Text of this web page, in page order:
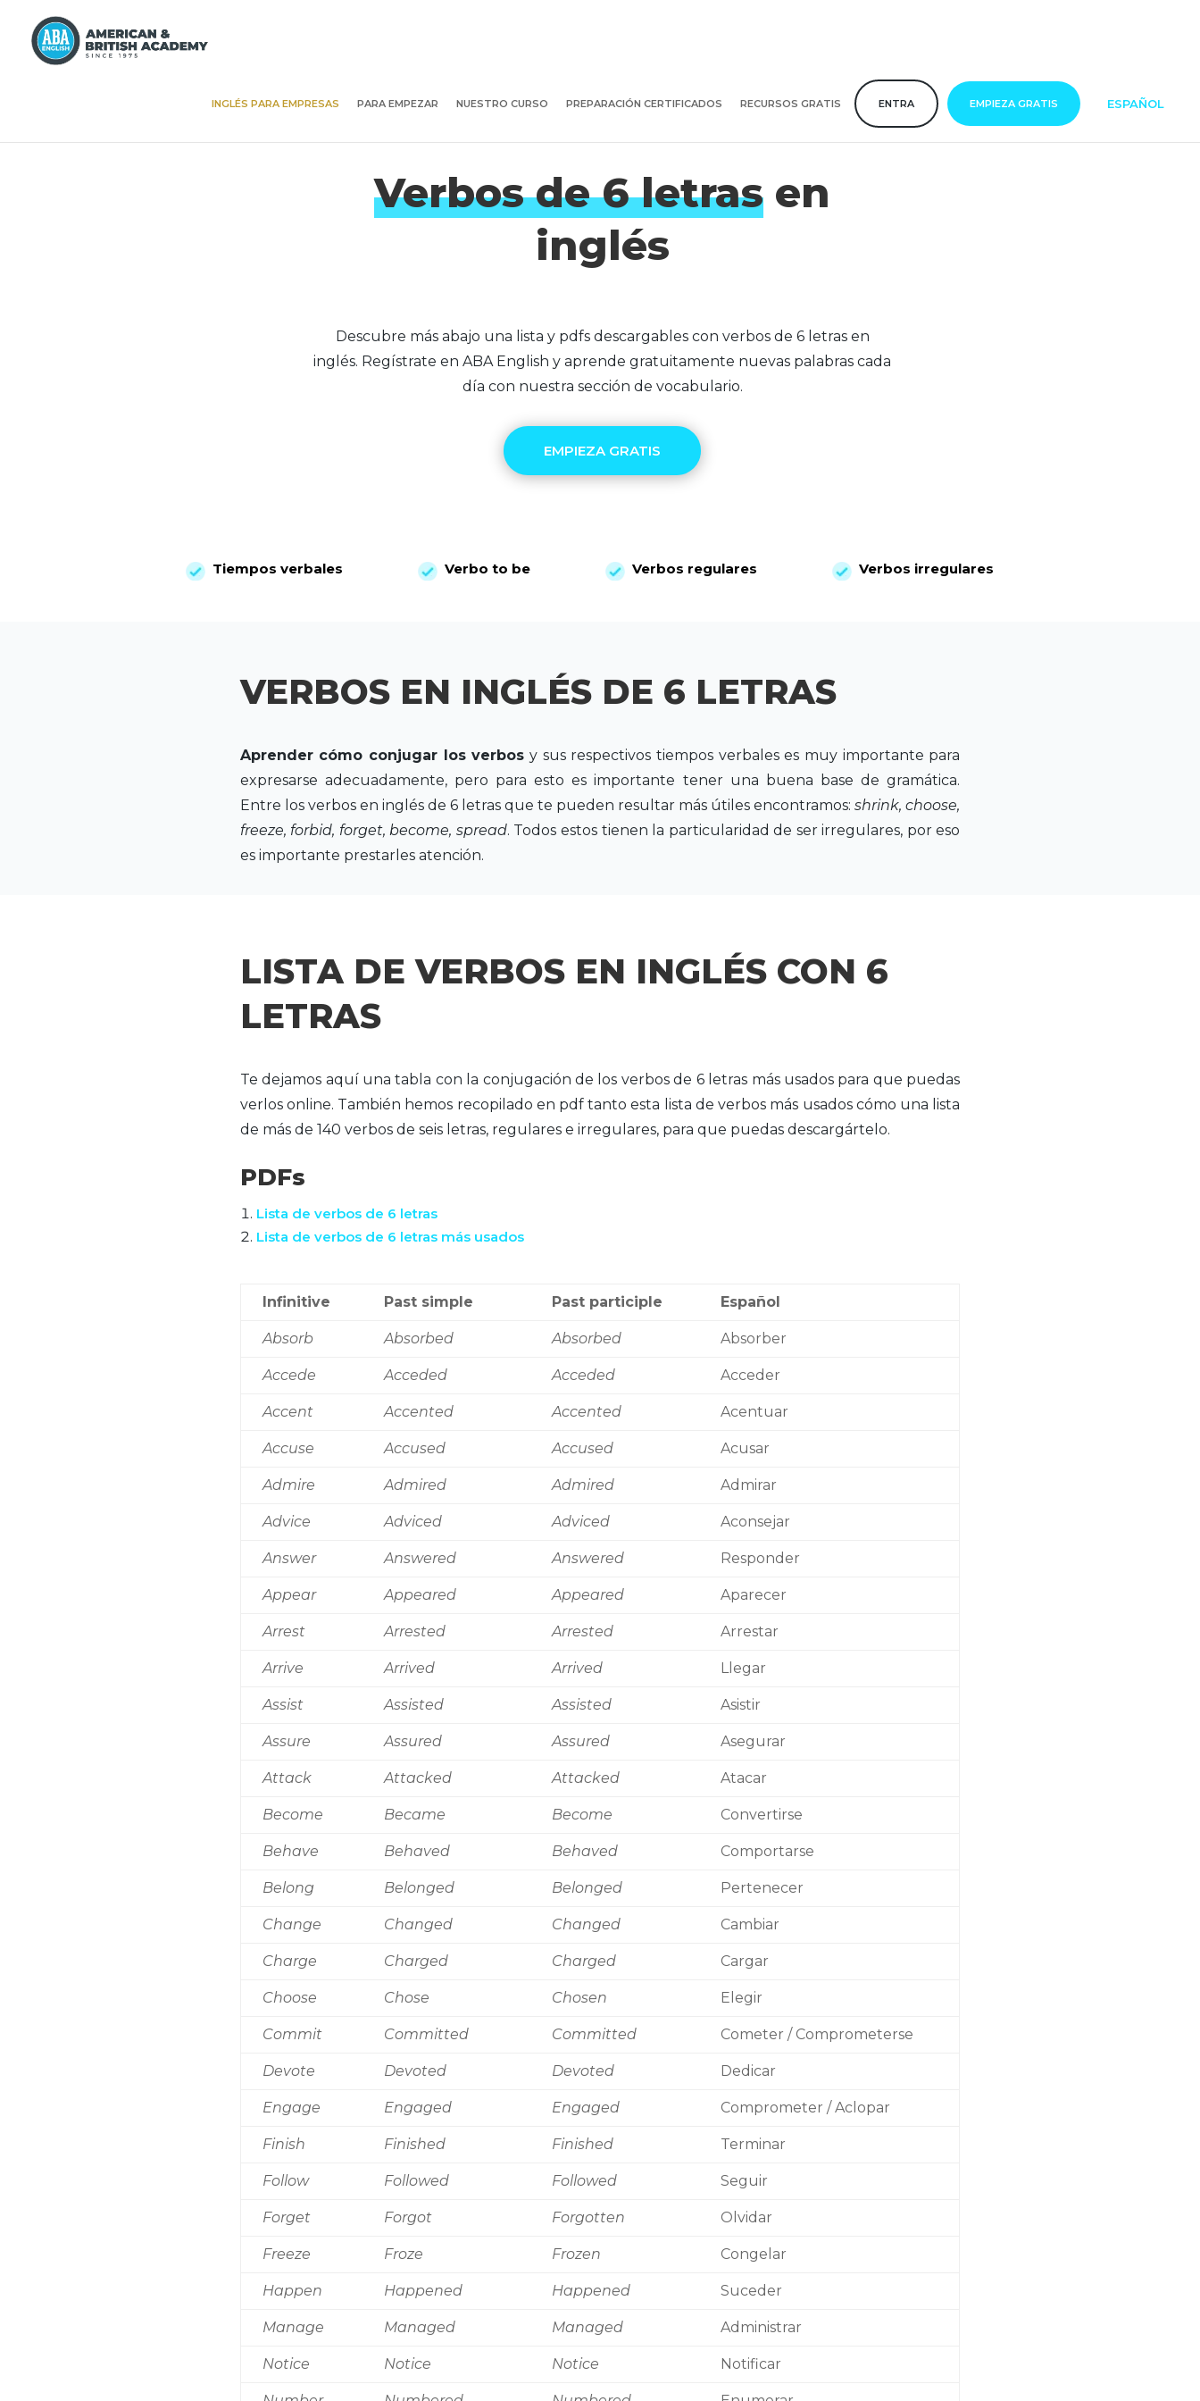
INGLÉS PARA EMPRESAS PARA EMPEZAR NUESTRO CURSO PREPARACIÓN CERTIFICADOS RECURSOS GRATIS ENTRA EMPIEZA GRATIS ESPAÑOL
Verbos de 6 letras en
inglés
Descubre más abajo una lista y pdfs descargables con verbos de 6 letras en
inglés. Regístrate en ABA English y aprende gratuitamente nuevas palabras cada
día con nuestra sección de vocabulario.
EMPIEZA GRATIS
Tiempos verbales Verbo to be Verbos regulares Verbos irregulares
VERBOS EN INGLÉS DE 6 LETRAS
Aprender cómo conjugar los verbos y sus respectivos tiempos verbales es muy importante para
expresarse adecuadamente, pero para esto es importante tener una buena base de gramática.
Entre los verbos en inglés de 6 letras que te pueden resultar más útiles encontramos: shrink, choose,
freeze, forbid, forget, become, spread. Todos estos tienen la particularidad de ser irregulares, por eso
es importante prestarles atención.
LISTA DE VERBOS EN INGLÉS CON 6
LETRAS
Te dejamos aquí una tabla con la conjugación de los verbos de 6 letras más usados para que puedas
verlos online. También hemos recopilado en pdf tanto esta lista de verbos más usados cómo una lista
de más de 140 verbos de seis letras, regulares e irregulares, para que puedas descargártelo.
PDFs
Lista de verbos de 6 letras
Lista de verbos de 6 letras más usados
Infinitive Past simple Past participle Español
Absorb Absorbed Absorbed Absorber
Accede Acceded Acceded Acceder
Accent Accented Accented Acentuar
Accuse Accused Accused Acusar
Admire Admired Admired Admirar
Advice Adviced Adviced Aconsejar
Answer Answered Answered Responder
Appear Appeared Appeared Aparecer
Arrest Arrested Arrested Arrestar
Arrive Arrived Arrived Llegar
Assist Assisted Assisted Asistir
Assure Assured Assured Asegurar
Attack Attacked Attacked Atacar
Become Became Become Convertirse
Behave Behaved Behaved Comportarse
Belong Belonged Belonged Pertenecer
Change Changed Changed Cambiar
Charge Charged Charged Cargar
Choose Chose Chosen Elegir
Commit Committed Committed Cometer / Comprometerse
Devote Devoted Devoted Dedicar
Engage Engaged Engaged Comprometer / Aclopar
Finish Finished Finished Terminar
Follow Followed Followed Seguir
Forget Forgot Forgotten Olvidar
Freeze Froze Frozen Congelar
Happen Happened Happened Suceder
Manage Managed Managed Administrar
Notice Notice Notice Notificar